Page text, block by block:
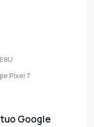
Pixel 7
Google